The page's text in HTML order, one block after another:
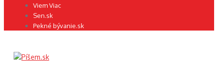
Viem Viac
Sen.sk
Pekné bývanie.sk